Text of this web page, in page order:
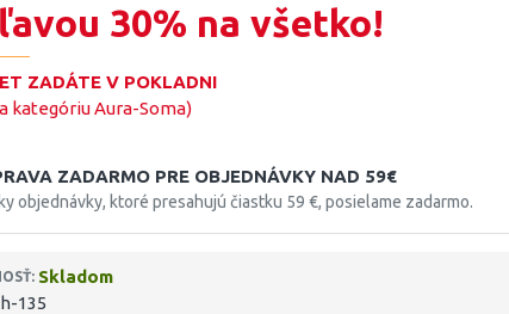
30% na všetko!
ZADÁTE V POKLADNI
kategóriu Aura-Soma)
ZADARMO PRE OBJEDNÁVKY NAD 59€
objednávky, ktoré presahujú čiastku 59 €, posielame zadarmo.
Skladom
135